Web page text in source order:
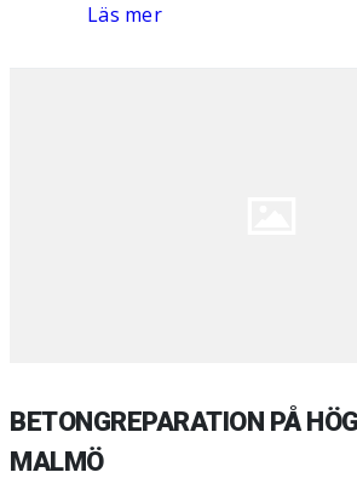
Läs mer
BETONGREPARATION PÅ
MALMÖ